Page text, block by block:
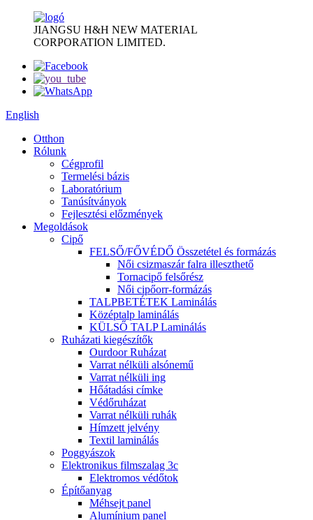
JIANGSU H&H NEW MATERIAL
CORPORATION LIMITED.
English
Otthon
Rólunk
Cégprofil
Termelési bázis
Laboratórium
Tanúsítványok
Fejlesztési előzmények
Megoldások
Cipő
FELSŐ/FŐVÉDŐ Összetétel és formázás
Női csizmaszár falra illeszthető
Tornacipő felsőrész
Női cipőorr-formázás
TALPBETÉTEK Laminálás
Középtalp laminálás
KÜLSŐ TALP Laminálás
Ruházati kiegészítők
Ourdoor Ruházat
Varrat nélküli alsónemű
Varrat nélküli ing
Hőátadási címke
Védőruházat
Varrat nélküli ruhák
Hímzett jelvény
Textil laminálás
Poggyászok
Elektronikus filmszalag 3c
Elektromos védőtok
Építőanyag
Méhsejt panel
Alumínium panel